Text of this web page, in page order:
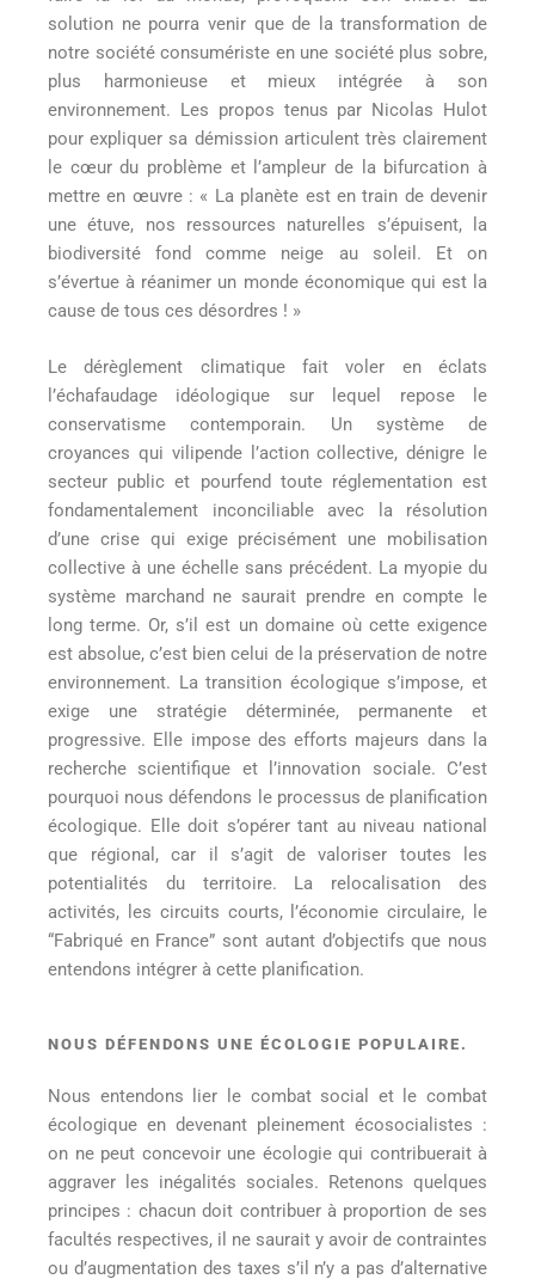
solution ne pourra venir que de la transformation de
notre société consumériste en une société plus sobre,
plus harmonieuse et mieux intégrée à son
environnement. Les propos tenus par Nicolas Hulot
pour expliquer sa démission articulent très clairement
le cœur du problème et l’ampleur de la bifurcation à
mettre en œuvre : « La planète est en train de devenir
une étuve, nos ressources naturelles s’épuisent, la
biodiversité fond comme neige au soleil. Et on
s’évertue à réanimer un monde économique qui est la
cause de tous ces désordres ! »
Le dérèglement climatique fait voler en éclats
l’échafaudage idéologique sur lequel repose le
conservatisme contemporain. Un système de
croyances qui vilipende l’action collective, dénigre le
secteur public et pourfend toute réglementation est
fondamentalement inconciliable avec la résolution
d’une crise qui exige précisément une mobilisation
collective à une échelle sans précédent. La myopie du
système marchand ne saurait prendre en compte le
long terme. Or, s’il est un domaine où cette exigence
est absolue, c’est bien celui de la préservation de notre
environnement. La transition écologique s’impose, et
exige une stratégie déterminée, permanente et
progressive. Elle impose des efforts majeurs dans la
recherche scientifique et l’innovation sociale. C’est
pourquoi nous défendons le processus de planification
écologique. Elle doit s’opérer tant au niveau national
que régional, car il s’agit de valoriser toutes les
potentialités du territoire. La relocalisation des
activités, les circuits courts, l’économie circulaire, le
“Fabriqué en France” sont autant d’objectifs que nous
entendons intégrer à cette planification.
NOUS DÉFENDONS UNE ÉCOLOGIE POPULAIRE.
Nous entendons lier le combat social et le combat
écologique en devenant pleinement écosocialistes :
on ne peut concevoir une écologie qui contribuerait à
aggraver les inégalités sociales. Retenons quelques
principes : chacun doit contribuer à proportion de ses
facultés respectives, il ne saurait y avoir de contraintes
ou d’augmentation des taxes s’il n’y a pas d’alternative